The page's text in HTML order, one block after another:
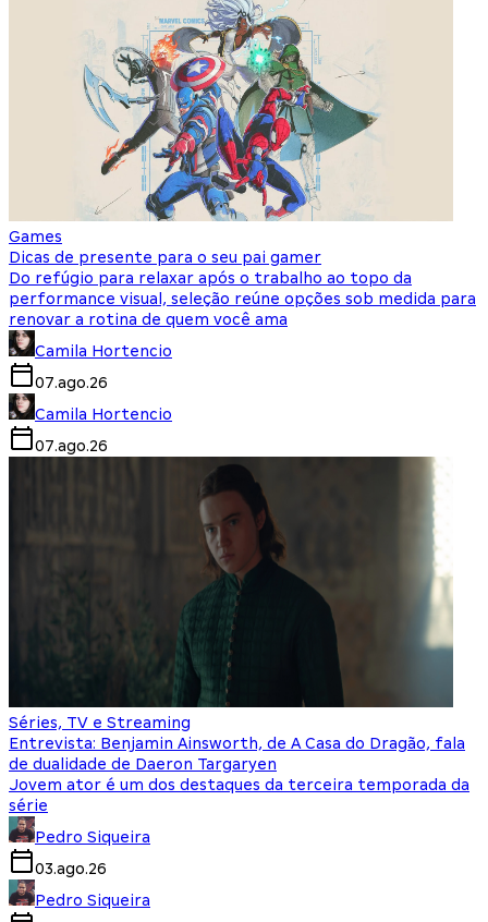
Games
Dicas de presente para o seu pai gamer
Do refúgio para relaxar após o trabalho ao topo da
performance visual, seleção reúne opções sob medida para
renovar a rotina de quem você ama
Camila Hortencio
07.ago.26
Camila Hortencio
07.ago.26
Séries, TV e Streaming
Entrevista: Benjamin Ainsworth, de A Casa do Dragão, fala
de dualidade de Daeron Targaryen
Jovem ator é um dos destaques da terceira temporada da
série
Pedro Siqueira
03.ago.26
Pedro Siqueira